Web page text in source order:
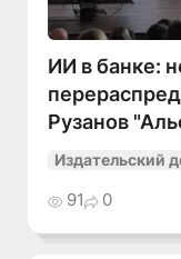
ИИ в банке:
Рузанов
Издательский
91 0